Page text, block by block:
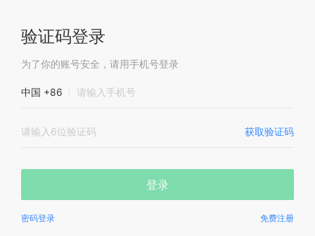
验证码登录
为了你的账号安全，请用手机号登录
中国 +86
获取验证码
登录
密码登录 免费注册